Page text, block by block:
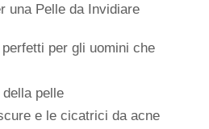
una Pelle da Invidiare
per gli uomini che
pelle
e le cicatrici da acne